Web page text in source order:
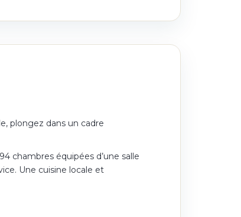
plongez dans un cadre
chambres équipées d’une salle
Une cuisine locale et